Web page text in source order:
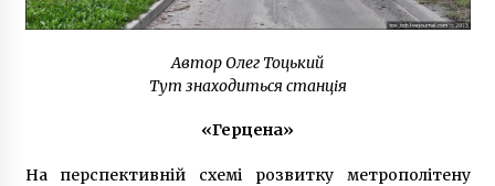
Автор Олег Тоцький
Тут знаходиться станція
«Герцена»
На перспективній схемі розвитку метрополітену